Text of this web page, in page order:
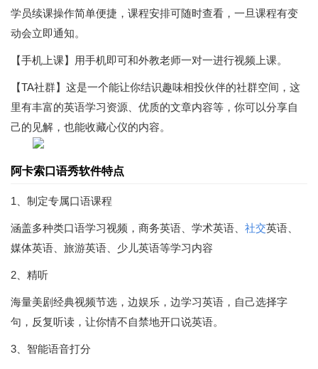
学员续课操作简单便捷，课程安排可随时查看，一旦课程有变
动会立即通知。
【手机上课】用手机即可和外教老师一对一进行视频上课。
【TA社群】这是一个能让你结识趣味相投伙伴的社群空间，这
里有丰富的英语学习资源、优质的文章内容等，你可以分享自
己的见解，也能收藏心仪的内容。
阿卡索口语秀软件特点
1、制定专属口语课程
涵盖多种类口语学习视频，商务英语、学术英语、 社交英语、
媒体英语、旅游英语、少儿英语等学习内容
2、精听
海量美剧经典视频节选，边娱乐，边学习英语，自己选择字
句，反复听读，让你情不自禁地开口说英语。
3、智能语音打分